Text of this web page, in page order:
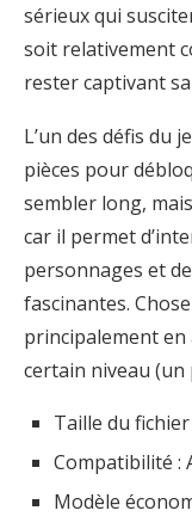
sérieux qui
soit relativement
rester captivant
L’un des défis du
pièces pour
sembler long,
car il permet
personnages et
fascinantes.
principalement en
certain niveau (un
Taille du
Compatibilité :
Modèle